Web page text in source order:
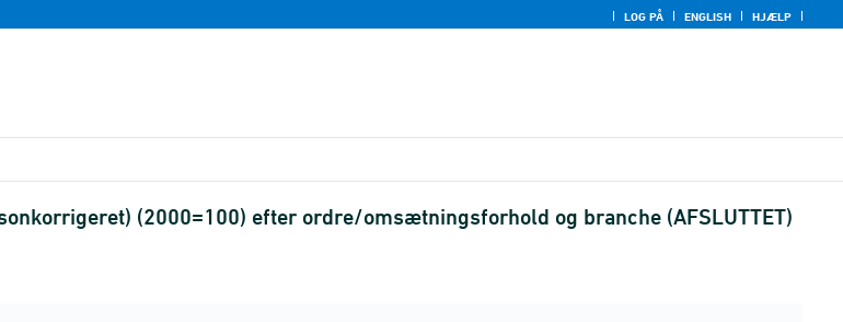
LOG PÅ ENGLISH HJÆLP
(2000=100) efter ordre/omsætningsforhold og branche (AFSLUTTET)